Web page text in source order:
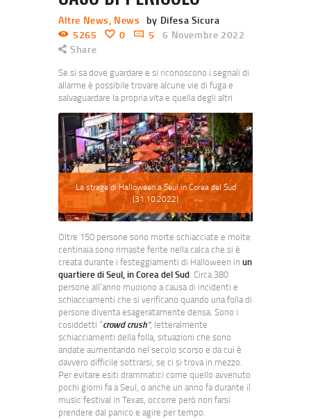
CONTATTACI
Altre News, News
by Difesa Sicura
5265
0 5
6 Novembre 2022
Share
Se si sa dove guardare e si riconoscono i segnali di
allarme è possibile trovare alcune vie di fuga e
salvaguardare la propria vita e quella degli altri
La strage di Halloween a Seul in Corea del Sud
(31.10.2022)
Oltre 150 persone sono morte schiacciate e molte
centinaia sono rimaste ferite nella calca che si è
creata durante i festeggiamenti di Halloween in un
quartiere di Seul, in Corea del Sud. Circa 380
persone all’anno muoiono a causa di incidenti e
schiacciamenti che si verificano quando una folla di
persone diventa esageratamente densa. Sono i
cosiddetti “crowd crush“, letteralmente
schiacciamenti della folla, situazioni che sono
andate aumentando nel secolo scorso e da cui è
davvero difficile sottrarsi, se ci si trova in mezzo.
Per evitare esiti drammatici come quello avvenuto
pochi giorni fa a Seul, o anche un anno fa durante il
music festival in Texas, occorre però non farsi
prendere dal panico e agire per tempo.